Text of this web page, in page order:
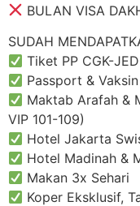
BULAN VISA
SUDAH
Tiket PP CGK-
Passport &
Maktab Arafah &
VIP 101-109)
Hotel Jakarta
Hotel Madinah &
Makan 3x Sehari
Koper Eksklusif,